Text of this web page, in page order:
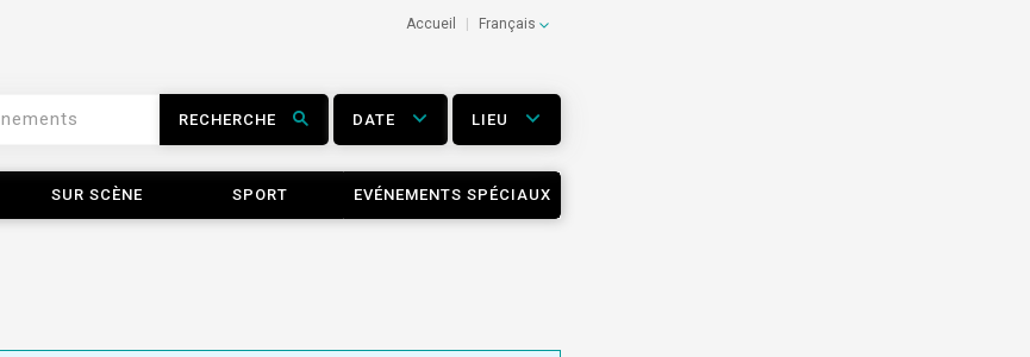
Accueil Français
RECHERCHE DATE LIEU
SUR SCÈNE SPORT EVÉNEMENTS SPÉCIAUX